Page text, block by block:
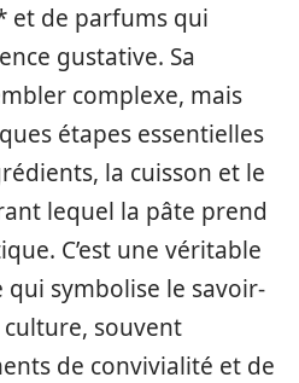
et de parfums qui
gustative. Sa
complexe, mais
étapes essentielles
la cuisson et le
lequel la pâte prend
C’est une véritable
symbolise le savoir-
culture, souvent
de convivialité et de